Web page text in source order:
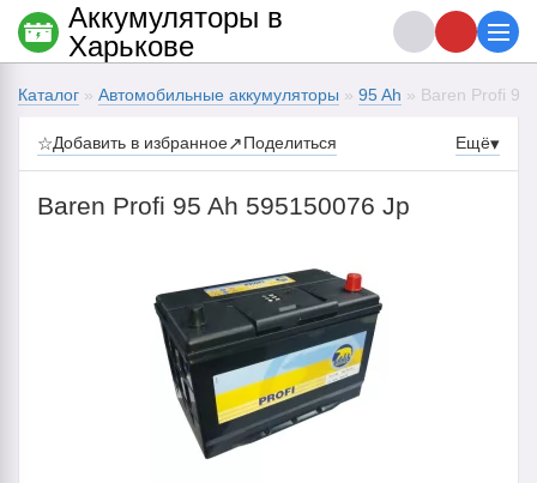
Каталог » Автомобильные аккумуляторы » 95 Ah » Baren Profi 95
☆Добавить в избранное↗Поделиться Ещё▾
Baren Profi 95 Ah 595150076 Jp
Аккумуляторы в
Харькове